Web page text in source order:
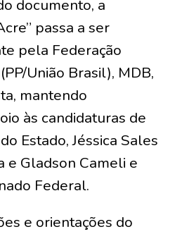
documento, a
passa a ser
pela Federação
União Brasil), MDB,
mantendo
às candidaturas de
Estado, Jéssica Sales
e Gladson Cameli e
Federal.
e orientações do